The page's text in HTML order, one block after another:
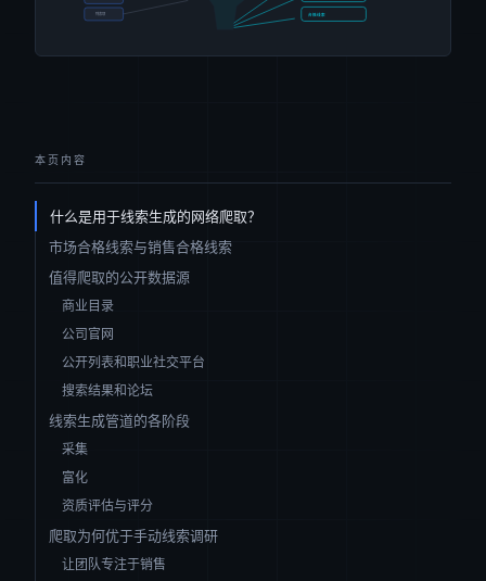
本页内容
什么是用于线索生成的网络爬取？
市场合格线索与销售合格线索
值得爬取的公开数据源
商业目录
公司官网
公开列表和职业社交平台
搜索结果和论坛
线索生成管道的各阶段
采集
富化
资质评估与评分
爬取为何优于手动线索调研
让团队专注于销售